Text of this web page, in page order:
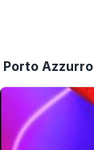
Porto Azzurro